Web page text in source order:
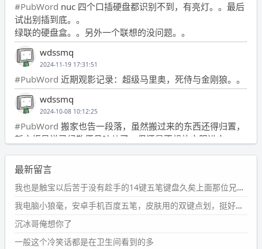
#PubWord nuc 四个口插硬盘都识别不到，有亮灯。。最后
试出别插到底。。
绿联的硬盘盒。。另外一个联想的没问题。。
wdssmq
2024-11-19 17:31:51
#PubWord 近期观影记录：超级马里奥，死侍与金刚狼。。
wdssmq
2024-10-08 10:12:25
#PubWord 搬家也告一段落，虽然搬过来的东西还得归置，
新衣柜虽说已经散俩月味儿了，但还是不想放衣服进去。
wdssmq
2024-09-23 21:00:49
#PubWord要不我每年汇总整理一次？？碎雨集_沉冰浮水_
第1页https://www.wdssmq.com/tag/%E7%A2%8E%E9%9
B%A8%E9%9B%86/
wdssmq
2024-09-23 20:58:40
最新留言
我也是触宝以后苦于没有趁手的14键五笔键盘久矣上面那位兄台用的百度双键点划布局我也用过很久，那个皮肤做得很粗糙，个别键位的触发区域是错位的，快速打字时很容易出错，修改它的皮肤文件校正后勉强能用，但早年出的皮肤分辨率太低，实在谈不上美观。百度小米定制版的商店里有一个"小黑板"皮肤还不错(百度官方输入法商店里没有)，但那个风格我不喜欢这两天找到了一个叫"森林集"的公众号，开发了海量的皮肤，很多都有14键版本，付费但很便宜，几块钱，终于有自己满意的输入法了搜了一下，这个工作室还是百度的官方合作伙伴，不知道为什么14键作品都不在官方商店上架，难道是百度官方在刻意放弃14键？
我电脑小狼毫，安卓手机百度五笔，皮肤用的双键点划，挺好的。
沉冰哥俺想你了
一般这个冷笑话都是在卫生间看到的多